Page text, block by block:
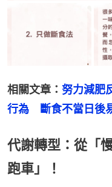
相關文章： 努力減肥
行為　斷食不當日後
代謝轉型：從「
跑車」！